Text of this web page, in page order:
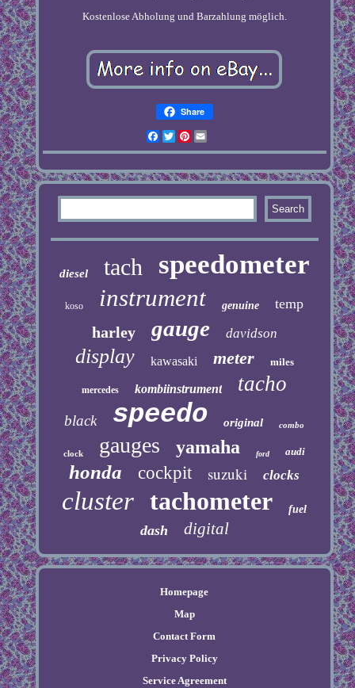
Kostenlose Abholung und Barzahlung möglich.
Share
Facebook
TwitterPinterest
diesel tach speedometer
koso instrument genuine temp
harley gauge davidson
display kawasaki meter miles
mercedes kombiinstrument tacho
black speedo original combo
clock gauges yamaha ford audi
honda cockpit suzuki clocks
cluster tachometer fuel
dash digital
Homepage
Map
Contact Form
Privacy Policy
Service Agreement